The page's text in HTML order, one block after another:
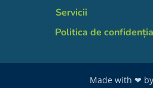
Servicii
Politica de
Made with ❤ by